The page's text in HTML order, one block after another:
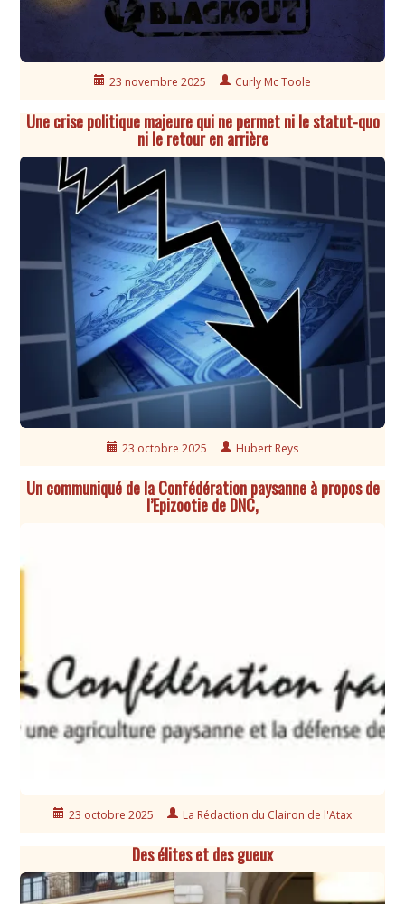
23 novembre 2025 Curly Mc Toole
Une crise politique majeure qui ne permet ni le statut-quo
ni le retour en arrière
23 octobre 2025 Hubert Reys
Un communiqué de la Confédération paysanne à propos de
l’Epizootie de DNC,
23 octobre 2025 La Rédaction du Clairon de l'Atax
Des élites et des gueux